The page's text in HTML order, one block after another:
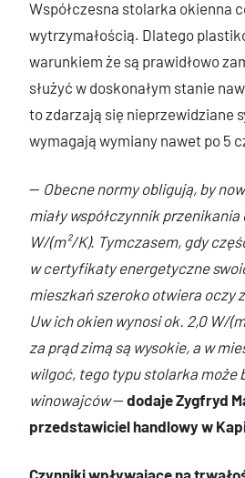
Współczesna stolarka okienna
wytrzymałością. Dlatego
warunkiem że są prawidłowo
służyć w doskonałym stanie
to zdarzają się nieprzewidziane
wymagają wymiany nawet po 5
— Obecne normy obligują, by
miały współczynnik przenikania
W/(m²/K). Tymczasem, gdy
w certyfikaty energetyczne
mieszkań szeroko otwiera oczy
Uw ich okien wynosi ok. 2,0 W/
za prąd zimą są wysokie, a w
wilgoć, tego typu stolarka może
winowajców— dodaje Zygfryd
przedstawiciel handlowy w
Czynniki wpływające na